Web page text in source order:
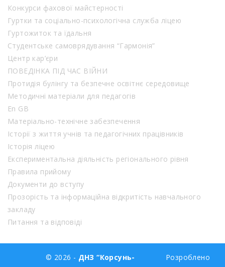
Конкурси фахової майстерності
Гуртки та соціально-психологічна служба ліцею
Гуртожиток та їдальня
Студентське самоврядування “Гармонія”
Центр кар’єри
ПОВЕДІНКА ПІД ЧАС ВІЙНИ
Протидія булінгу та безпечне освітнє середовище
Методичні матеріали для педагогів
En GB
Матеріально-технічне забезпечення
Історії з життя учнів та педагогічних працівників
Історія ліцею
Експериментальна діяльність регіонального рівня
Правила прийому
Документи до вступу
Прозорість та інформаційна відкритість навчального
закладу
Питання та відповіді
© 2026 - ДНЗ “Корсунь-
Розроблено